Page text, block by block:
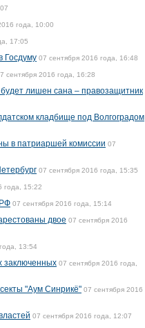
года, 10:00
17:05
Госдуму 07 сентября 2016 года, 16:48
сентября 2016 года, 16:28
лишен сана – правозащитник
кладбище под Волгоградом
в патриаршей комиссии 07
07 сентября 2016 года, 15:35
года, 15:22
07 сентября 2016 года, 15:14
двое 07 сентября 2016
13:54
заключенных 07 сентября 2016 года,
"Аум Синрикё" 07 сентября 2016
07 сентября 2016 года, 12:07